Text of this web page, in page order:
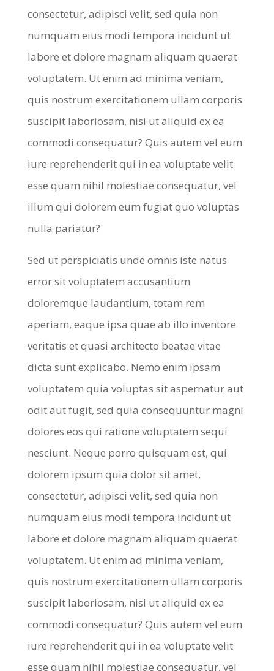
consectetur, adipisci velit, sed quia non
numquam eius modi tempora incidunt ut
labore et dolore magnam aliquam quaerat
voluptatem. Ut enim ad minima veniam,
quis nostrum exercitationem ullam corporis
suscipit laboriosam, nisi ut aliquid ex ea
commodi consequatur? Quis autem vel eum
iure reprehenderit qui in ea voluptate velit
esse quam nihil molestiae consequatur, vel
illum qui dolorem eum fugiat quo voluptas
nulla pariatur?
Sed ut perspiciatis unde omnis iste natus
error sit voluptatem accusantium
doloremque laudantium, totam rem
aperiam, eaque ipsa quae ab illo inventore
veritatis et quasi architecto beatae vitae
dicta sunt explicabo. Nemo enim ipsam
voluptatem quia voluptas sit aspernatur aut
odit aut fugit, sed quia consequuntur magni
dolores eos qui ratione voluptatem sequi
nesciunt. Neque porro quisquam est, qui
dolorem ipsum quia dolor sit amet,
consectetur, adipisci velit, sed quia non
numquam eius modi tempora incidunt ut
labore et dolore magnam aliquam quaerat
voluptatem. Ut enim ad minima veniam,
quis nostrum exercitationem ullam corporis
suscipit laboriosam, nisi ut aliquid ex ea
commodi consequatur? Quis autem vel eum
iure reprehenderit qui in ea voluptate velit
esse quam nihil molestiae consequatur, vel